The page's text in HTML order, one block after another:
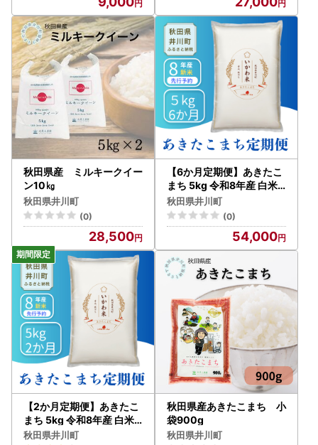
秋田県産 ミルキークイー
ン10㎏
秋田県井川町
(0)
28,500
【6か月定期便】あきたこ
まち 5kg 令和8年産 白米
あきたこまち
秋田県井川町
(0)
54,000
【2か月定期便】あきたこ
まち 5kg 令和8年産 白米
あきたこまち
秋田県井川町
秋田県産あきたこまち 小
袋900g
秋田県井川町